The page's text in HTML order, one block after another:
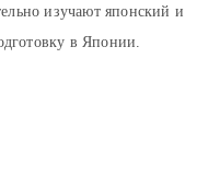
изучают японский и
в Японии.